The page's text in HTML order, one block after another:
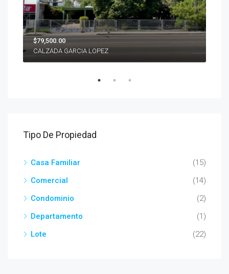
$79,500.00
CALZADA GARCIA LOPEZ
Tipo De Propiedad
Casa Familiar
(15)
Comercial
(14)
Condominio
(2)
Departamento
(1)
Lote
(22)